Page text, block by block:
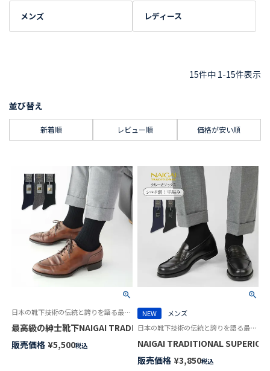
メンズ レディース
並び替え
新着順 レビュー順 価格が安い順
15件中 1-15件表示
日本の靴下技術の伝統と誇りを語る最高級の紳士靴下 シーアイランドコットン
最高級の紳士靴下NAIGAI TRADITIONAL SUPERIOR（スーペリオ
販売価格 ¥5,500税込
NEW
メンズ
日本の靴下技術の伝統と誇りを語る最高級の紳士靴下 紳士 男性 高級靴下
NAIGAI TRADITIONAL
販売価格 ¥3,850税込